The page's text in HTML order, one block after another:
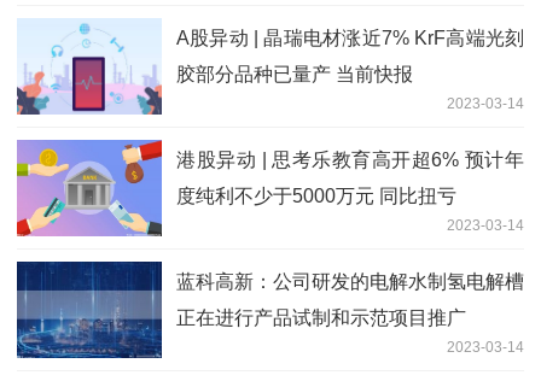
A股异动 | 晶瑞电材涨近7% KrF高端光刻
胶部分品种已量产 当前快报
2023-03-14
港股异动 | 思考乐教育高开超6% 预计年
度纯利不少于5000万元 同比扭亏
2023-03-14
蓝科高新：公司研发的电解水制氢电解槽
正在进行产品试制和示范项目推广
2023-03-14